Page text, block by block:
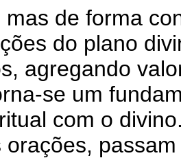
mas de forma
do plano
agregando
se um
com o
orações,